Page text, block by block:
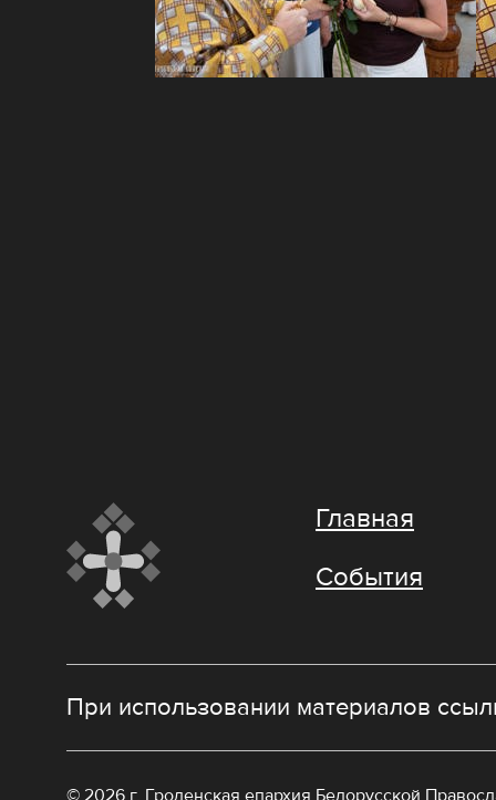
Главная
События
При использовании материалов
© 2026 г. Гроденская епархия Белорусской